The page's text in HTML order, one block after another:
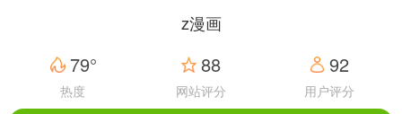
z漫画
79°
热度
88
网站评分
92
用户评分